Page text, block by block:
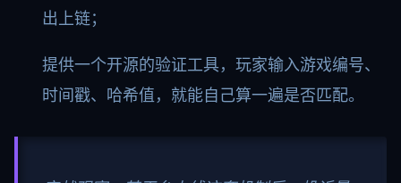
出上链；
提供一个开源的验证工具，玩家输入游戏编号、
时间戳、哈希值，就能自己算一遍是否匹配。